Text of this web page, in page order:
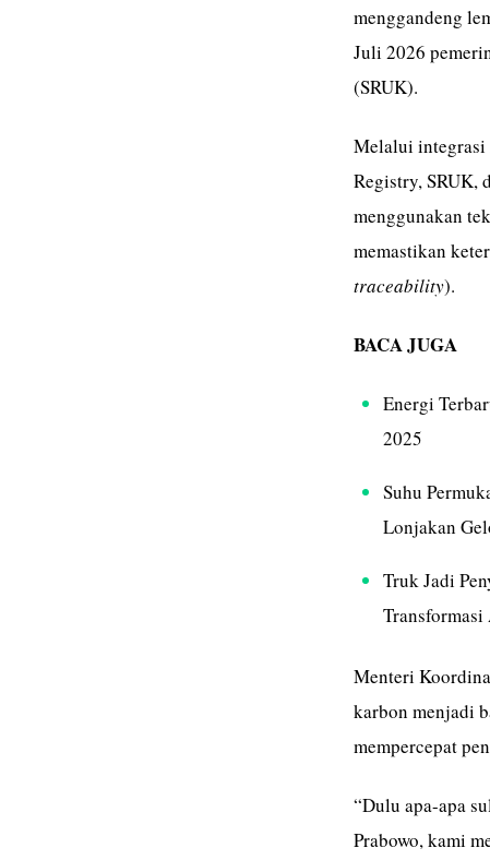
menggandeng
Juli 2026
(SRUK).
Melalui integrasi
Registry, SRUK,
menggunakan
memastikan
traceability).
BACA JUGA
Energi
2025
Suhu
Lonjakan
Truk Jadi
Transformasi
Menteri
karbon menjadi
mempercepat
“Dulu apa-apa
Prabowo, kami